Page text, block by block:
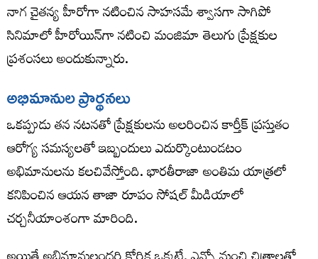
నాగ చైతన్య హీరోగా నటించిన సాహసమే శ్వాసగా సాగిపో
సినిమాలో హీరోయిన్‌గా నటించి మంజిమా తెలుగు ప్రేక్షకుల
ప్రశంసలు అందుకున్నారు.
అభిమానుల ప్రార్థనలు
ఒకప్పుడు తన నటనతో ప్రేక్షకులను అలరించిన కార్తీక్ ప్రస్తుతం
ఆరోగ్య సమస్యలతో ఇబ్బందులు ఎదుర్కొంటుండటం
అభిమానులను కలచివేస్తోంది. భారతీరాజా అంతిమ యాత్రలో
కనిపించిన ఆయన తాజా రూపం సోషల్ మీడియాలో
చర్చనీయాంశంగా మారింది.